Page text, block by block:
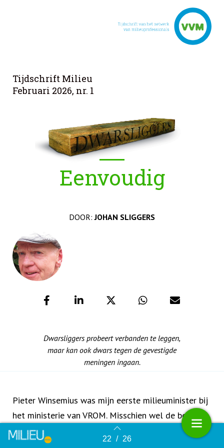
Terug naar overzicht 22 / 26
Tijdschrift Milieu
Februari 2026, nr. 1
Eenvoudig
DOOR:JOHAN SLIGGERS
Dwarsliggers probeert verbanden te leggen,
maar kan ook dwars tegen de gevestigde
meningen ingaan.
Pieter Winsemius was mijn eerste milieuminister bij
het ministerie van VROM. Misschien wel de beste
bewindsman die Nederland op milieu heeft gehad.
Hij dweepte met Johan Cruijff. Eén van zijn